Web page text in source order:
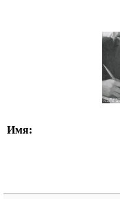
Имя: